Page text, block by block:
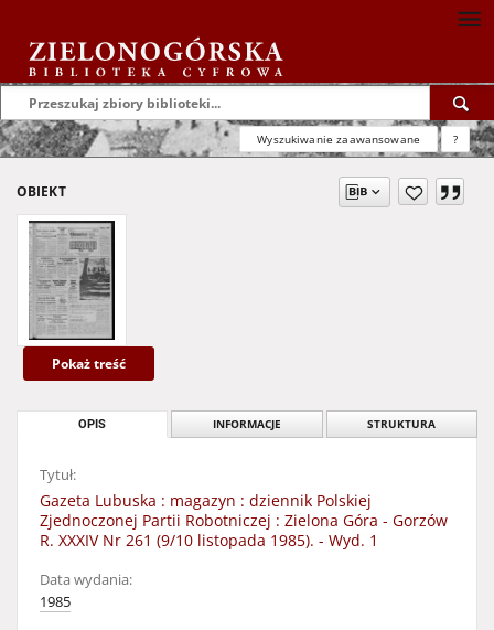
Wyszukiwanie zaawansowane ?
OBIEKT
Pokaż treść
OPIS INFORMACJE STRUKTURA
Tytuł:
Gazeta Lubuska : magazyn : dziennik Polskiej
Zjednoczonej Partii Robotniczej : Zielona Góra - Gorzów
R. XXXIV Nr 261 (9/10 listopada 1985). - Wyd. 1
Data wydania:
1985